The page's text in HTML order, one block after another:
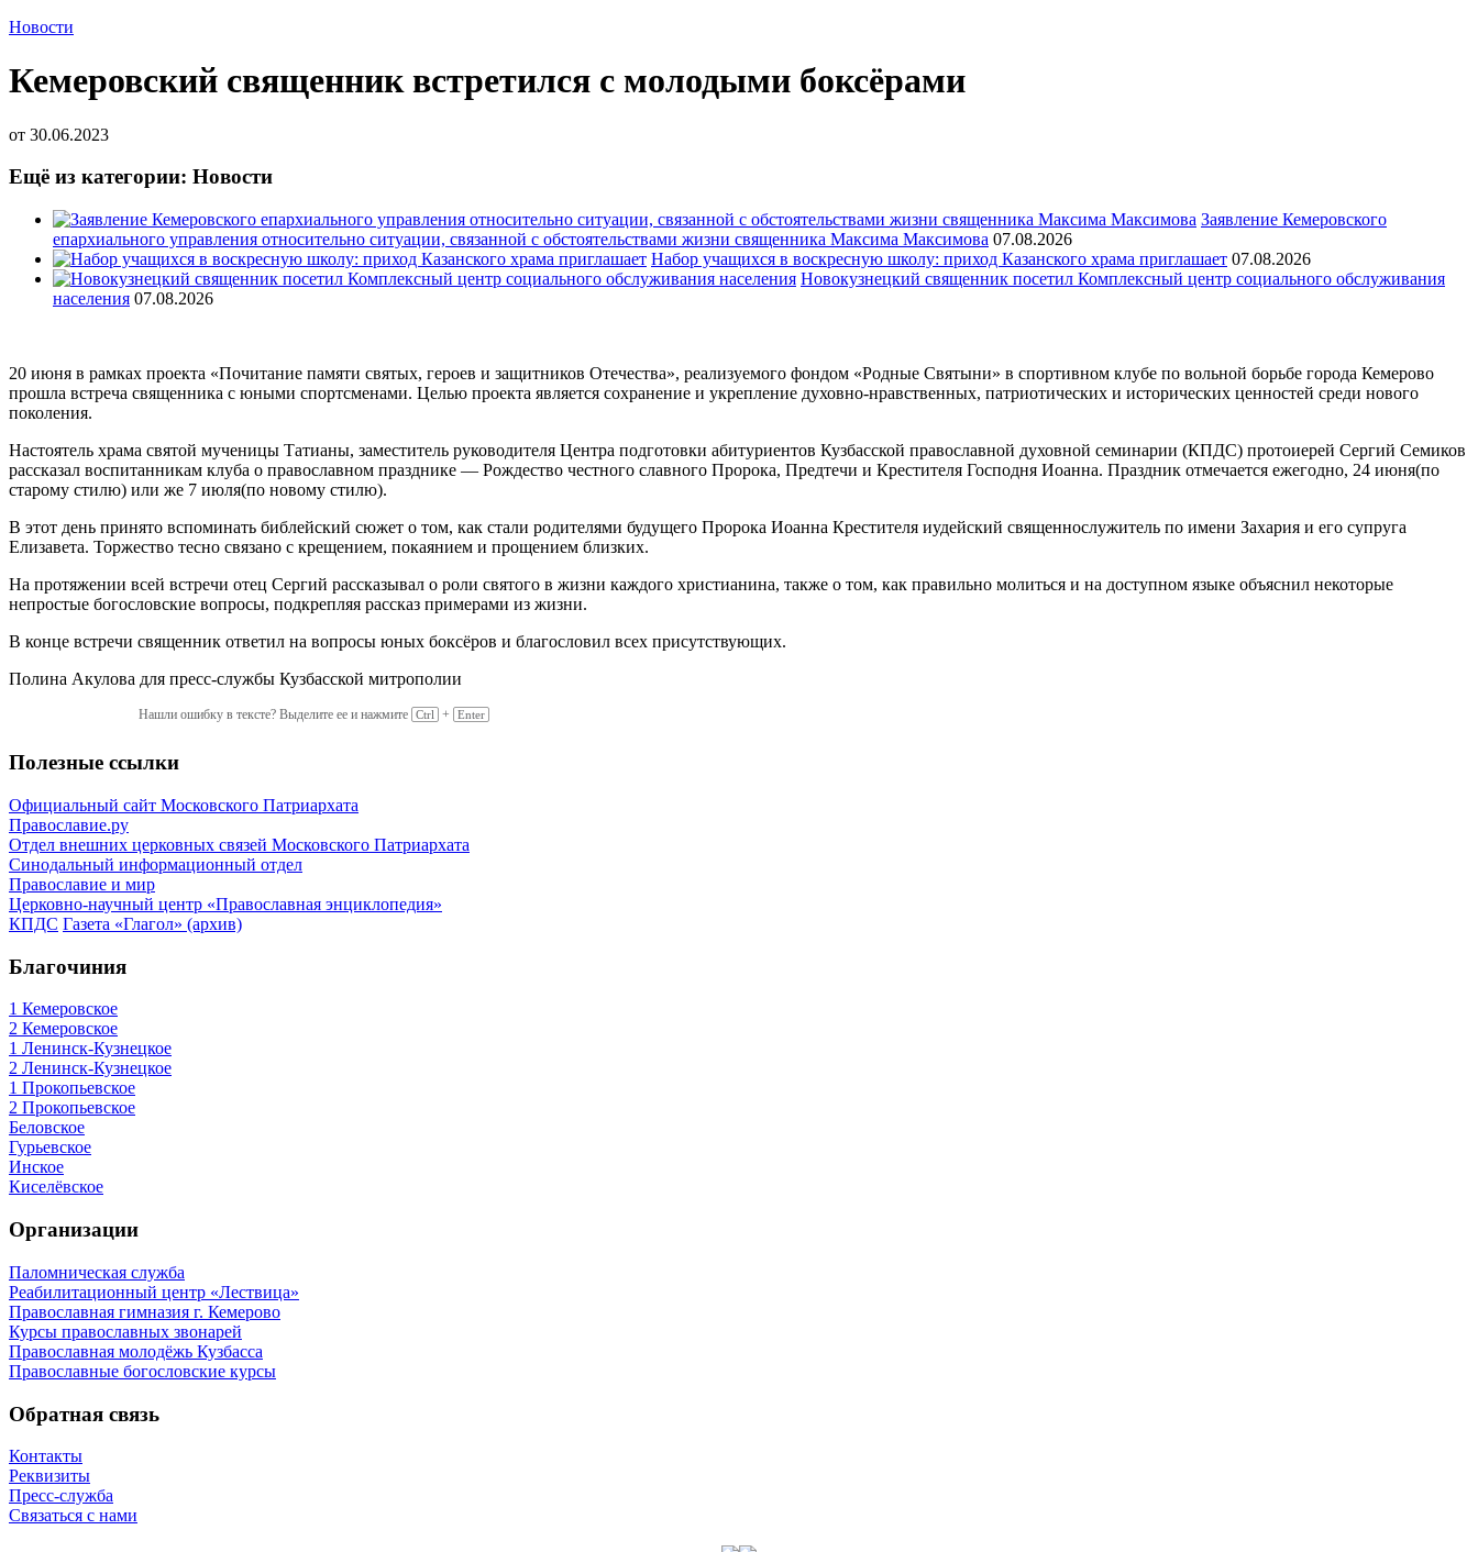
Новости
Кемеровский священник встретился с молодыми боксёрами
от 30.06.2023
Ещё из категории: Новости
Заявление Кемеровского
епархиального управления относительно ситуации, связанной с обстоятельствами жизни священника Максима Максимова 07.08.2026
Набор учащихся в воскресную школу: приход Казанского храма приглашает 07.08.2026
Новокузнецкий священник посетил Комплексный центр социального обслуживания
населения 07.08.2026
20 июня в рамках проекта «Почитание памяти святых, героев и защитников Отечества», реализуемого фондом «Родные Святыни» в спортивном клубе по вольной борьбе города Кемерово
прошла встреча священника с юными спортсменами. Целью проекта является сохранение и укрепление духовно-нравственных, патриотических и исторических ценностей среди нового
поколения.
Настоятель храма святой мученицы Татианы, заместитель руководителя Центра подготовки абитуриентов Кузбасской православной духовной семинарии (КПДС) протоиерей Сергий Семиков
рассказал воспитанникам клуба о православном празднике — Рождество честного славного Пророка, Предтечи и Крестителя Господня Иоанна. Праздник отмечается ежегодно, 24 июня(по
старому стилю) или же 7 июля(по новому стилю).
В этот день принято вспоминать библейский сюжет о том, как стали родителями будущего Пророка Иоанна Крестителя иудейский священнослужитель по имени Захария и его супруга
Елизавета. Торжество тесно связано с крещением, покаянием и прощением близких.
На протяжении всей встречи отец Сергий рассказывал о роли святого в жизни каждого христианина, также о том, как правильно молиться и на доступном языке объяснил некоторые
непростые богословские вопросы, подкрепляя рассказ примерами из жизни.
В конце встречи священник ответил на вопросы юных боксёров и благословил всех присутствующих.
Полина Акулова для пресс-службы Кузбасской митрополии
Нашли ошибку в тексте? Выделите ее и нажмите Ctrl + Enter
Полезные ссылки
Официальный сайт Московского Патриархата
Православие.ру
Отдел внешних церковных связей Московского Патриархата
Синодальный информационный отдел
Православие и мир
Церковно-научный центр «Православная энциклопедия»
КПДС Газета «Глагол» (архив)
Благочиния
1 Кемеровское
2 Кемеровское
1 Ленинск-Кузнецкое
2 Ленинск-Кузнецкое
1 Прокопьевское
2 Прокопьевское
Беловское
Гурьевское
Инское
Киселёвское
Организации
Паломническая служба
Реабилитационный центр «Лествица»
Православная гимназия г. Кемерово
Курсы православных звонарей
Православная молодёжь Кузбасса
Православные богословские курсы
Обратная связь
Контакты
Реквизиты
Пресс-служба
Связаться с нами